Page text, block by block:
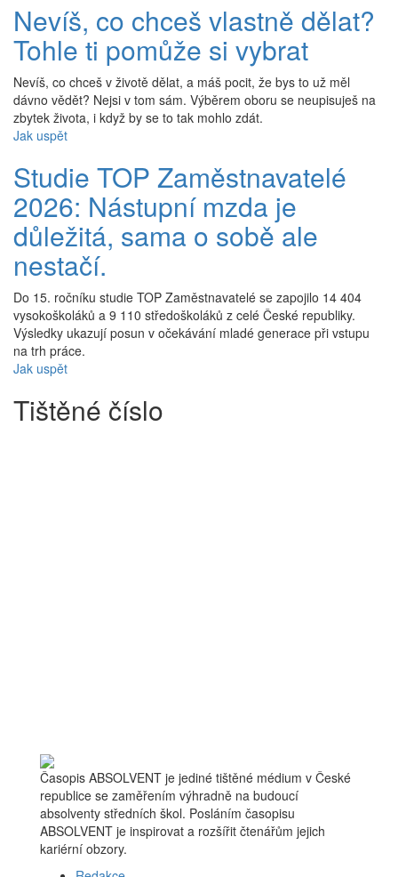
Nevíš, co chceš vlastně dělat?
Tohle ti pomůže si vybrat
Nevíš, co chceš v životě dělat, a máš pocit, že bys to už měl
dávno vědět? Nejsi v tom sám. Výběrem oboru se neupisuješ na
zbytek života, i když by se to tak mohlo zdát.
Jak uspět
Studie TOP Zaměstnavatelé
2026: Nástupní mzda je
důležitá, sama o sobě ale
nestačí.
Do 15. ročníku studie TOP Zaměstnavatelé se zapojilo 14 404
vysokoškoláků a 9 110 středoškoláků z celé České republiky.
Výsledky ukazují posun v očekávání mladé generace při vstupu
na trh práce.
Jak uspět
Tištěné číslo
Časopis ABSOLVENT je jediné tištěné médium v České
republice se zaměřením výhradně na budoucí
absolventy středních škol. Posláním časopisu
ABSOLVENT je inspirovat a rozšířit čtenářům jejich
kariérní obzory.